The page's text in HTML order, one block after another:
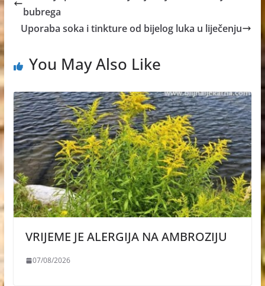
bubrega
Uporaba soka i tinkture od bijelog luka u liječenju
You May Also Like
VRIJEME JE ALERGIJA NA AMBROZIJU
07/08/2026